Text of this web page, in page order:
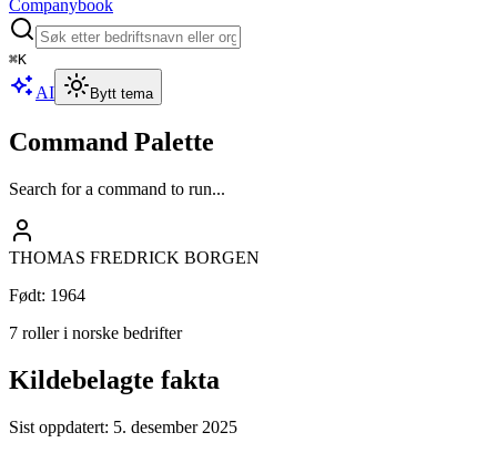
Companybook
⌘K
AI Bytt tema
Command Palette
Search for a command to run...
THOMAS FREDRICK BORGEN
Født: 1964
7 roller i norske bedrifter
Kildebelagte fakta
Sist oppdatert: 5. desember 2025